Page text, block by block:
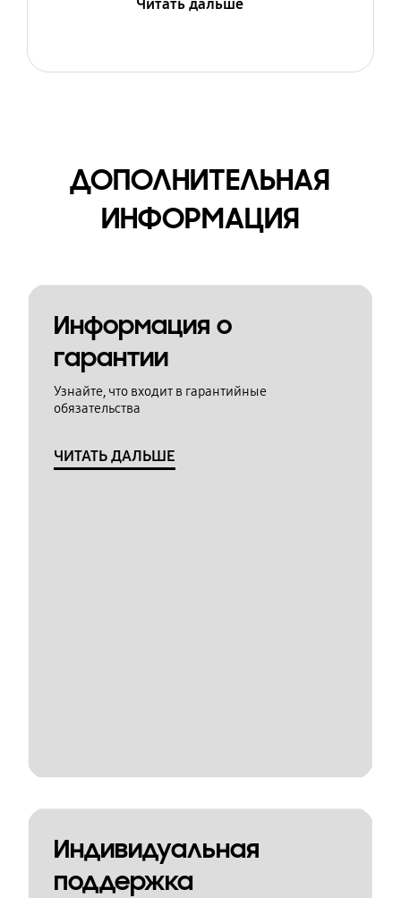
Читать дальше
ДОПОЛНИТЕЛЬНАЯ
ИНФОРМАЦИЯ
Информация о
гарантии
Узнайте, что входит в гарантийные
обязательства
ЧИТАТЬ ДАЛЬШЕ
Индивидуальная
поддержка